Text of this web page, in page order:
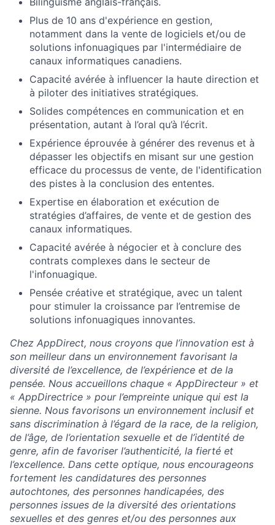
Plus de 10 ans d'expérience en gestion,
notamment dans la vente de logiciels et/ou de
solutions infonuagiques par l'intermédiaire de
canaux informatiques canadiens.
Capacité avérée à influencer la haute direction et
à piloter des initiatives stratégiques.
Solides compétences en communication et en
présentation, autant à l’oral qu’à l’écrit.
Expérience éprouvée à générer des revenus et à
dépasser les objectifs en misant sur une gestion
efficace du processus de vente, de l'identification
des pistes à la conclusion des ententes.
Expertise en élaboration et exécution de
stratégies d’affaires, de vente et de gestion des
canaux informatiques.
Capacité avérée à négocier et à conclure des
contrats complexes dans le secteur de
l'infonuagique.
Pensée créative et stratégique, avec un talent
pour stimuler la croissance par l’entremise de
solutions infonuagiques innovantes.
Chez AppDirect, nous croyons que l’innovation est à
son meilleur dans un environnement favorisant la
diversité de l’excellence, de l’expérience et de la
pensée. Nous accueillons chaque « AppDirecteur » et
« AppDirectrice » pour l’empreinte unique qui est la
sienne. Nous favorisons un environnement inclusif et
sans discrimination à l’égard de la race, de la religion,
de l’âge, de l’orientation sexuelle et de l’identité de
genre, afin de favoriser l’authenticité, la fierté et
l’excellence. Dans cette optique, nous encourageons
fortement les candidatures des personnes
autochtones, des personnes handicapées, des
personnes issues de la diversité des orientations
sexuelles et des genres et/ou des personnes aux